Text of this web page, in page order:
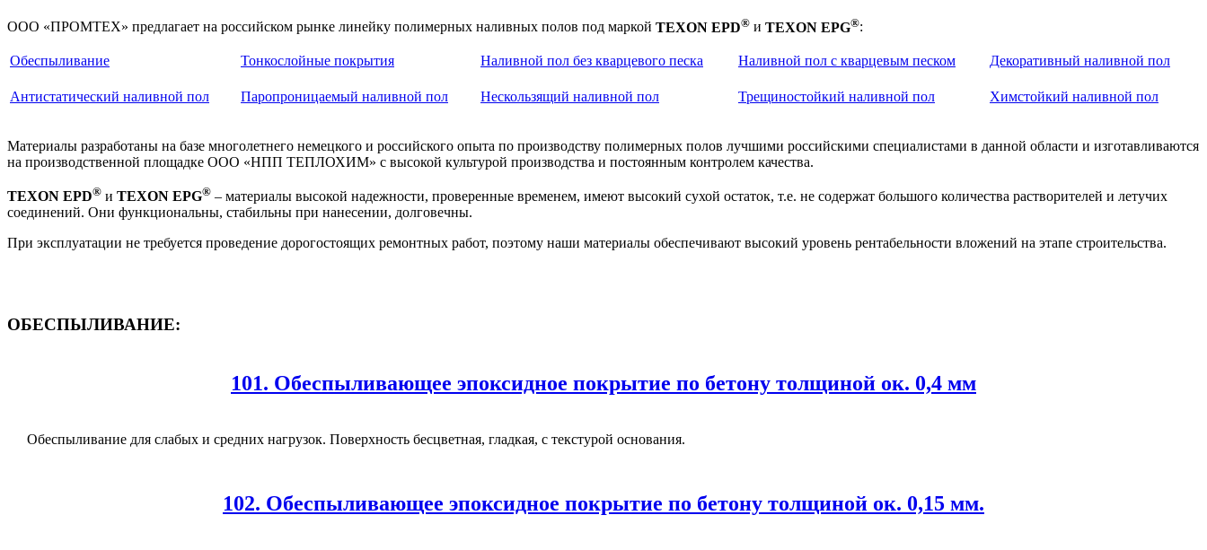
ООО «ПРОМТЕХ» предлагает на российском рынке линейку полимерных наливных полов под маркой TEXON EPD® и TEXON EPG®:
Обеспыливание Тонкослойные покрытия Наливной пол без кварцевого песка Наливной пол с кварцевым песком Декоративный наливной пол
Антистатический наливной пол Паропроницаемый наливной пол Нескользящий наливной пол Трещиностойкий наливной пол Химстойкий наливной пол
Материалы разработаны на базе многолетнего немецкого и российского опыта по производству полимерных полов лучшими российскими специалистами в данной области и изготавливаются
на производственной площадке ООО «НПП ТЕПЛОХИМ» с высокой культурой производства и постоянным контролем качества.
TEXON EPD® и TEXON EPG® – материалы высокой надежности, проверенные временем, имеют высокий сухой остаток, т.е. не содержат большого количества растворителей и летучих
соединений. Они функциональны, стабильны при нанесении, долговечны.
При эксплуатации не требуется проведение дорогостоящих ремонтных работ, поэтому наши материалы обеспечивают высокий уровень рентабельности вложений на этапе строительства.
ОБЕСПЫЛИВАНИЕ:
101. Обеспыливающее эпоксидное покрытие по бетону толщиной ок. 0,4 мм
Обеспыливание для слабых и средних нагрузок. Поверхность бесцветная, гладкая, с текстурой основания.
102. Обеспыливающее эпоксидное покрытие по бетону толщиной ок. 0,15 мм.